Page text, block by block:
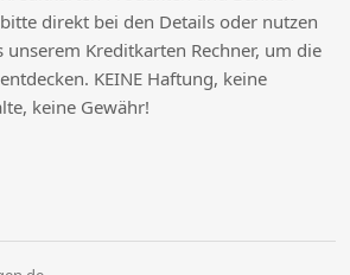
direkt bei den Details oder nutzen
unserem Kreditkarten Rechner, um die
KEINE Haftung, keine
keine Gewähr!